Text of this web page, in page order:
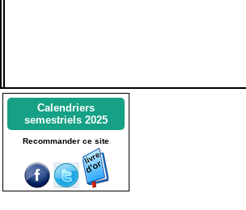
Calendriers
semestriels 2025
Recommander ce site